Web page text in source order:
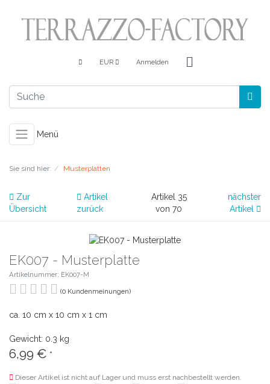
EUR Anmelden
Menü
Sie sind hier: Musterplatten
Zur
Übersicht
Artikel
zurück
Artikel 35
von 70
nächster
Artikel
EK007 - Musterplatte
Artikelnummer: EK007-M
(0 Kundenmeinungen)
ca. 10 cm x 10 cm x 1 cm
Gewicht: 0.3 kg
6,99 € *
Dieser Artikel ist nicht auf Lager und muss erst nachbestellt werden.